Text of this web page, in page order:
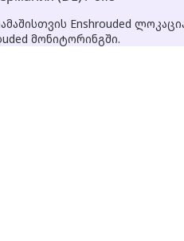
Enshrouded
მონიტორინგში.